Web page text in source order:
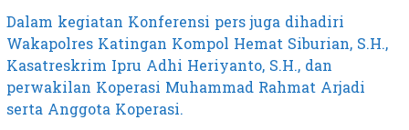
Dalam kegiatan Konferensi pers juga dihadiri
Wakapolres Katingan Kompol Hemat Siburian, S.H.,
Kasatreskrim Ipru Adhi Heriyanto, S.H., dan
perwakilan Koperasi Muhammad Rahmat Arjadi
serta Anggota Koperasi.